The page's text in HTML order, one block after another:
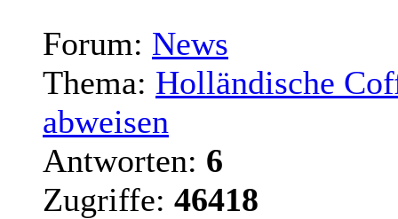
Forum: News
Thema: Holländische
abweisen
Antworten: 6
Zugriffe: 46418